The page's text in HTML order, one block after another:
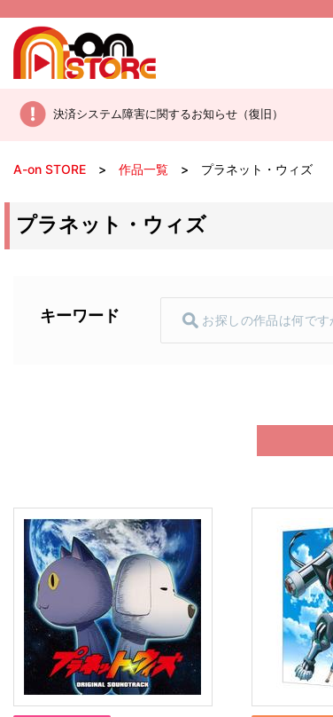
決済システム障害に関するお知らせ（復旧）
A-on STORE 作品一覧 プラネット・ウィズ
プラネット・ウィズ
キーワード